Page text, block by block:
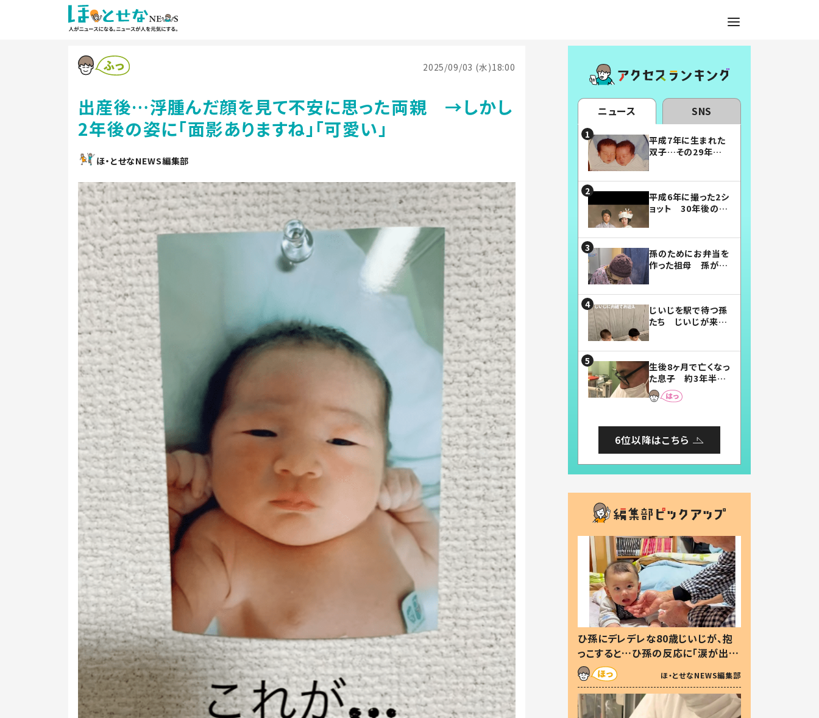
2025/09/03 (水)18:00
出産後…浮腫んだ顔を見て不安に思った両親 →しかし
2年後の姿に「面影ありますね」「可愛い」
ほ・とせなNEWS編集部
ニュース SNS
平成7年に生まれた
双子…その29年後
平成6年に撮った2シ
ョット 30年後の姿
孫のためにお弁当を
作った祖母 孫が絶
じいじを駅で待つ孫
たち じいじが来た
まらない」「幸せにな
れる」
生後8ヶ月で亡くなっ
た息子 約3年半
後、当時の妻の日記
に書いてあった本音
6位以降はこちら
ひ孫にデレデレな80歳じいじが、抱
っこすると…ひ孫の反応に「涙が出ま
した」「可愛くて仕方ない」
ほ・とせなNEWS編集部